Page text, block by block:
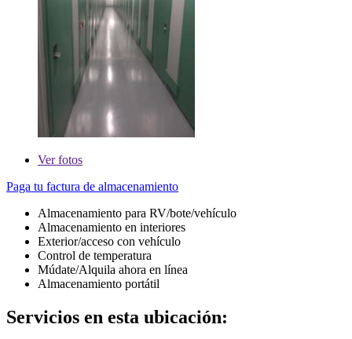
Verfotos
Paga tu factura de almacenamiento
Almacenamiento para RV/bote/vehículo
Almacenamiento en interiores
Exterior/acceso con vehículo
Control de temperatura
Múdate/Alquila ahora en línea
Almacenamiento portátil
Servicios en esta ubicación: